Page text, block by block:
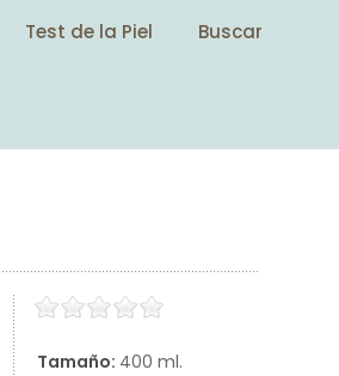
Test de la Piel
Buscar
Tamaño: 400 ml.